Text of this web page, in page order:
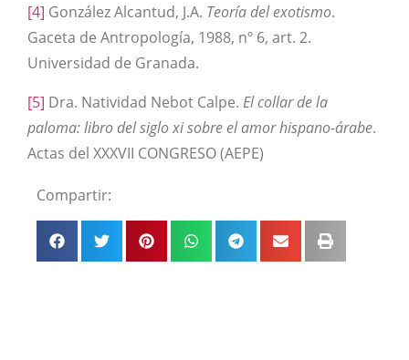
[4] González Alcantud, J.A. Teoría del exotismo.
Gaceta de Antropología, 1988, nº 6, art. 2.
Universidad de Granada.
[5] Dra. Natividad Nebot Calpe. El collar de la
paloma: libro del siglo xi sobre el amor hispano-árabe.
Actas del XXXVII CONGRESO (AEPE)
Compartir: